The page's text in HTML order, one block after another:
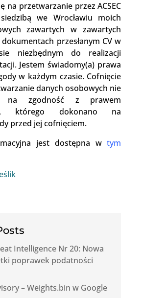
na przetwarzanie przez ACSEC
we Wrocławiu moich
zawartych w zawartych
dokumentach przesłanym CV w
niezbędnym do realizacji
Jestem świadomy(a) prawa
w każdym czasie. Cofnięcie
danych osobowych nie
na zgodność z prawem
którego dokonano na
przed jej cofnięciem.
jest dostępna wtym
Intelligence Nr 20: Nowa
poprawek podatności
– Weights.bin w Google